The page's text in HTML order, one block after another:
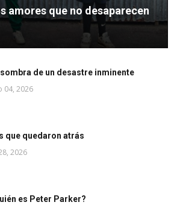
amores que no desaparecen
sombra de un desastre inminente
04, 2026
que quedaron atrás
2026
es Peter Parker?